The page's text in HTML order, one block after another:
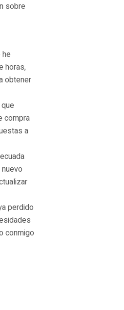
sobre
horas,
obtener
compra
a
perdido
conmigo